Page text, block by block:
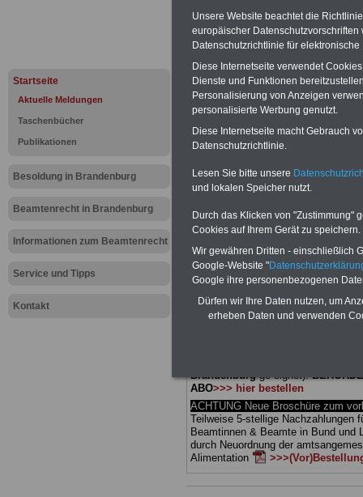
Startseite
Aktuelle Meldungen
Taschenbücher
Publikationen
Besoldung in Brandenburg
Beamtenrecht in Brandenburg
Informationen zum Beamtenrecht
Service und Tipps
Kontakt
Nachzahlungen
Beamtezwischen mind.
SERVICE gibt hierzu
dem Beschluss des
wird (wahrscheinlich im
Broschüre.
Meldung
BEHÖRDEN-ABO mit 3 Ratgebern
25,00 Euro: Wissenswertes für
und Beamte, Beamten-
(Bund/Länder) sowie Beihilferecht
Ländern. Alle drei Ratgeber sind
Brandenburgge-eignet).
ABO>>> hier bestellen
ACHTUNG Neue Broschüre zum
Teilweise 5-stellige Nachzahlungen
Beamtinnen & Beamte in Bund und
durch Neuordnung der
Alimentation
Unsere Website beachtet die
europäischer
Datenschutzrichtlinie für
Diese Internetseite verwendet
Dienste und Funktionen
Personalisierung von Anzeigen
personalisierte Werbung genutzt.
Diese Internetseite macht Gebrauch
Datenschutzrichtlinie.
Lesen Sie bitte unsere
und lokalen Speicher nutzt.
Durch das Klicken von "Zustimmung"
Cookies auf Ihrem Gerät zu speichern.
Wir gewähren Dritten - einschließlich
Google-Website "
Google ihre personenbezogenen
Dürfen wir Ihre Daten nutzen, um
erheben Daten und verwenden